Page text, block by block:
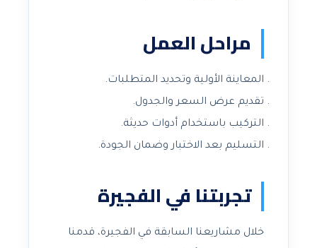
مراحل العمل
المعاينة الأولية وتحديد المتطلبات.
تقديم عرض السعر والجدول.
التركيب باستخدام أدوات حديثة.
التسليم بعد الاختبار وضمان الجودة.
تجربتنا في الفجيرة
خلال مشاريعنا السابقة في الفجيرة، قدمنا